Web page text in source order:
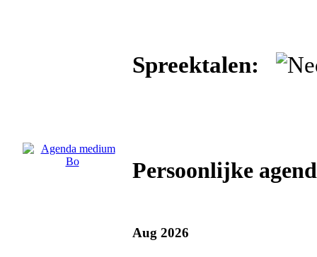
Spreektalen:
Persoonlijke
Aug 2026